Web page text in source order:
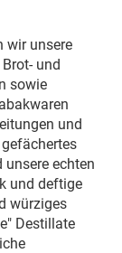
wir unsere
und
sowie
und
echten
und deftige
würziges
Destillate